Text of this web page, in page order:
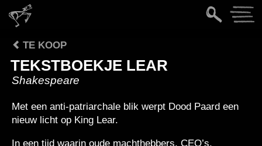
TE KOOP
TEKSTBOEKJE LEAR
Shakespeare
Met een anti-patriarchale blik werpt Dood Paard een
nieuw licht op King Lear.
In een tijd waarin oude machthebbers, CEO’s,